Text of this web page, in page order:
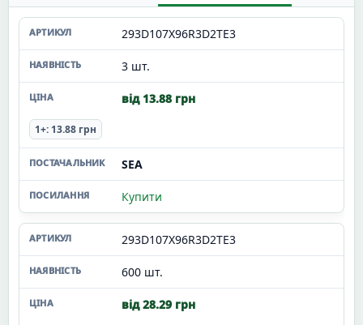
293D107X96R3D2TE3
3 шт.
від 13.88 грн
1+: 13.88 грн
SEA
Купити
293D107X96R3D2TE3
600 шт.
від 28.29 грн